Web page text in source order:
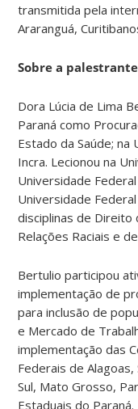
transmitida pela
Araranguá,
Sobre a palestrante
Dora Lúcia de Lima
Paraná como
Estado da Saúde; na
Incra. Lecionou na
Universidade
Universidade
disciplinas de
Relações Raciais e
Bertulio participou
implementação de
para inclusão de
e Mercado de
implementação das
Federais de Alagoas,
Sul, Mato Grosso,
Estaduais do Paraná.